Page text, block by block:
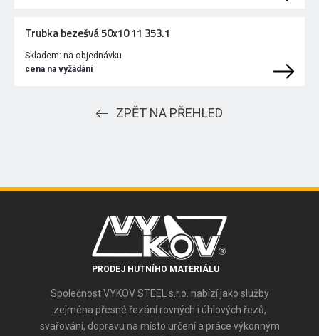
Trubka bezešvá 50x10 11 353.1
Skladem: na objednávku
cena na vyžádání
ZPĚT NA PŘEHLED
PRODEJ HUTNÍHO MATERIÁLU
Společnost VYKOV STEEL s.r.o. nabízí jako služby
zejména přesné řezání rovných i úhlových řezů,
svařování, dopravu na místo určení a práce výkonným